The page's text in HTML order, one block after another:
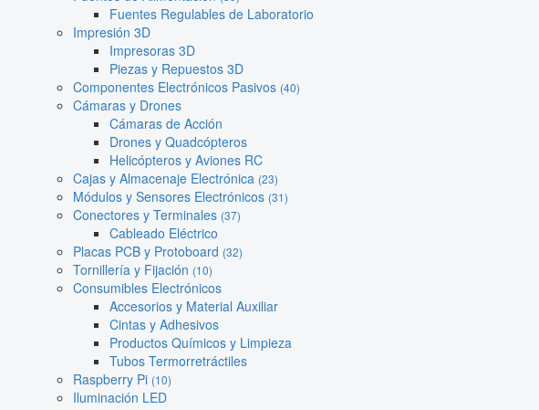
Fuentes Regulables de Laboratorio
Impresión 3D
Impresoras 3D
Piezas y Repuestos 3D
Componentes Electrónicos Pasivos (40)
Cámaras y Drones
Cámaras de Acción
Drones y Quadcópteros
Helicópteros y Aviones RC
Cajas y Almacenaje Electrónica (23)
Módulos y Sensores Electrónicos (31)
Conectores y Terminales (37)
Cableado Eléctrico
Placas PCB y Protoboard (32)
Tornillería y Fijación (10)
Consumibles Electrónicos
Accesorios y Material Auxiliar
Cintas y Adhesivos
Productos Químicos y Limpieza
Tubos Termorretráctiles
Raspberry Pi (10)
Iluminación LED